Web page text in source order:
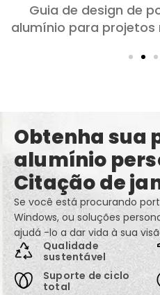
Escolhendo portas de
salas: Conforto,
Obtenha sua
alumínio
Citação de
Se você está procurando
Windows, ou soluções
ajudá -lo a dar vida à sua
Qualidade
sustentável
Suporte de ciclo
total